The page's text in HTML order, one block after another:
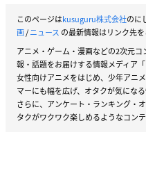
このページはkusuguru株式会社のに
画/ニュース の最新情報はリンク先を
アニメ・ゲーム・漫画などの2次元
報・話題をお届けする情報メディア「
女性向けアニメをはじめ、少年アニ
マーにも幅を広げ、オタクが気にな
さらに、アンケート・ランキング・
タクがワクワク楽しめるようなコン